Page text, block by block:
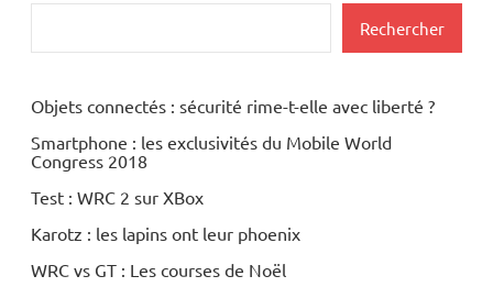
Rechercher
Objets connectés : sécurité rime-t-elle avec liberté ?
Smartphone : les exclusivités du Mobile World
Congress 2018
Test : WRC 2 sur XBox
Karotz : les lapins ont leur phoenix
WRC vs GT : Les courses de Noël